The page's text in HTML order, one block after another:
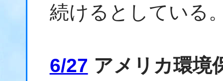
続けるとしている
6/27 アメリカ環境